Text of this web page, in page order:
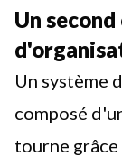
Un
Un système
composé
tourne grâce